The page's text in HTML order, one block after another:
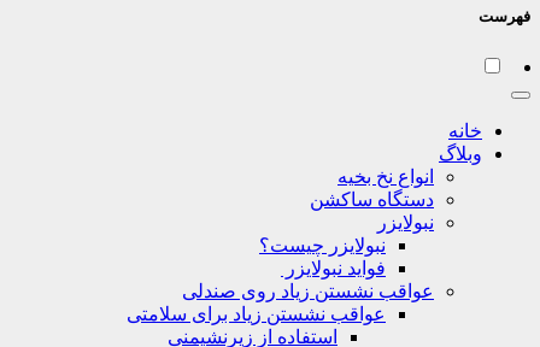
فهرست
خانه
وبلاگ
انواع نخ بخیه
دستگاه ساکشن
نبولایزر
نبولایزر چیست؟
فواید نبولایزر
عواقب نشستن زیاد روی صندلی
عواقب نشستن زیاد برای سلامتی
استفاده از زیرنشیمنی